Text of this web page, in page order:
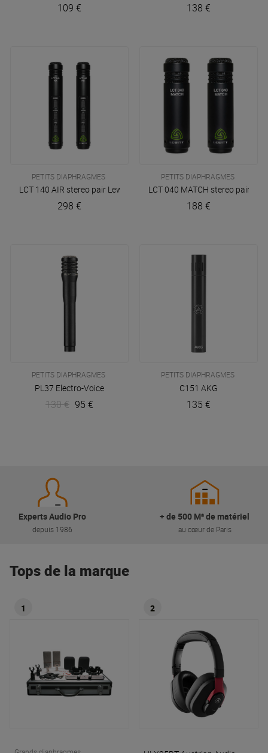
109 € 138 €
PETITS DIAPHRAGMES
LCT 140 AIR stereo pair Lewitt
298 €
PETITS DIAPHRAGMES
LCT 040 MATCH stereo pair
188 €
PETITS DIAPHRAGMES
PL37 Electro-Voice
130 € 95 €
PETITS DIAPHRAGMES
C151 AKG
135 €
Experts Audio Pro
depuis 1986
+ de 500 M² de matériel
au cœur de Paris
Tops de la marque
1 2